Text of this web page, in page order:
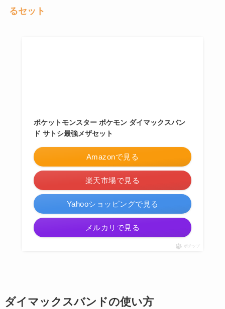
るセット
ポケットモンスター ポケモン ダイマックスバン
ド サトシ最強メザセット
Amazonで見る
楽天市場で見る
Yahooショッピングで見る
メルカリで見る
ポチップ
ダイマックスバンドの使い方